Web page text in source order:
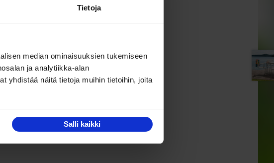
Tietoja
median ominaisuuksien tukemiseen
ja analytiikka-alan
yhdistää näitä tietoja muihin tietoihin, joita
Salli kaikki
sävy upean